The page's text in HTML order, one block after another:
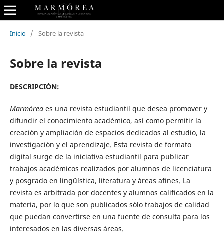
Inicio / Sobre la revista
Sobre la revista
DESCRIPCIÓN:
Marmóreaes una revista estudiantil que desea promover y
difundir el conocimiento académico, así como permitir la
creación y ampliación de espacios dedicados al estudio, la
investigación y el aprendizaje. Esta revista de formato
digital surge de la iniciativa estudiantil para publicar
trabajos académicos realizados por alumnos de licenciatura
y posgrado en lingüística, literatura y áreas afines. La
revista es arbitrada por docentes y alumnos calificados en la
materia, por lo que son publicados sólo trabajos de calidad
que puedan convertirse en una fuente de consulta para los
interesados en las diversas áreas.